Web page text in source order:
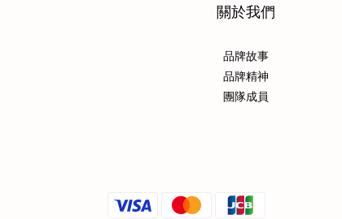
關於我們
品牌故事
品牌精神
團隊成員